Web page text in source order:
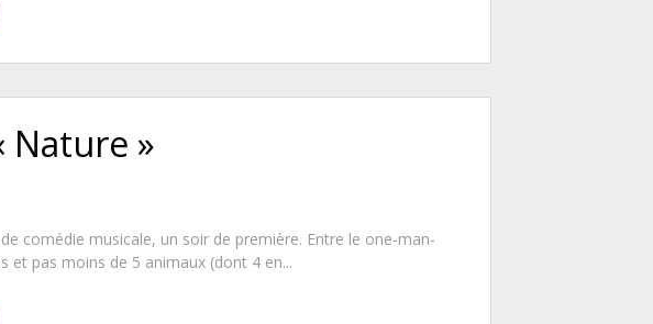
Nature »
comédie musicale, un soir de première. Entre le one-man-
et pas moins de 5 animaux (dont 4 en...